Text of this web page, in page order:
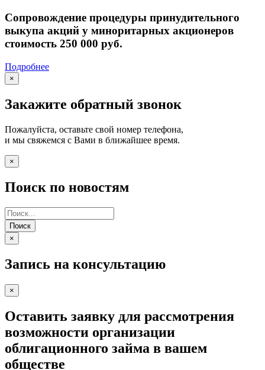
Сопровождение процедуры принудительного
выкупа акций у миноритарных акционеров
стоимость 250 000 руб.
Подробнее
×
Закажите обратный звонок
Пожалуйста, оставьте свой номер телефона,
и мы свяжемся с Вами в ближайшее время.
×
Поиск по новостям
Поиск
×
Запись на консультацию
×
Оставить заявку для рассмотрения
возможности организации
облигационного займа в вашем
обществе